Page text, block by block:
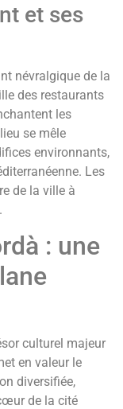
et ses
névralgique de la
des restaurants
les
se mêle
environnants,
Les
de la ville à
: une
culturel majeur
en valeur le
diversifiée,
de la cité